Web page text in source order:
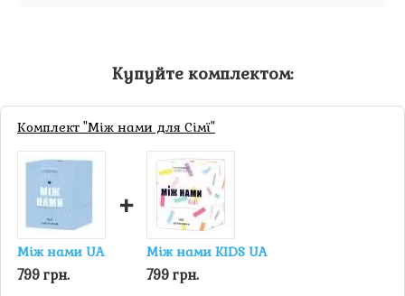
Купуйте комплектом:
Комплект "Між нами для Сімї"
Між нами UA
799 грн.
+
Між нами KIDS UA
799 грн.